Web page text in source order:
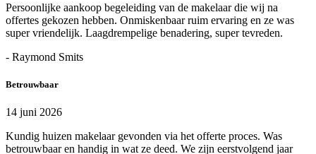
Persoonlijke aankoop begeleiding van de makelaar die wij na
offertes gekozen hebben. Onmiskenbaar ruim ervaring en ze was
super vriendelijk. Laagdrempelige benadering, super tevreden.
- Raymond Smits
Betrouwbaar
14 juni 2026
Kundig huizen makelaar gevonden via het offerte proces. Was
betrouwbaar en handig in wat ze deed. We zijn eerstvolgend jaar